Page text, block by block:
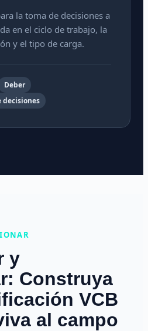
la toma de decisiones a
en el ciclo de trabajo, la
y el tipo de carga.
Deber
decisiones
y
Construya
VCB
al campo